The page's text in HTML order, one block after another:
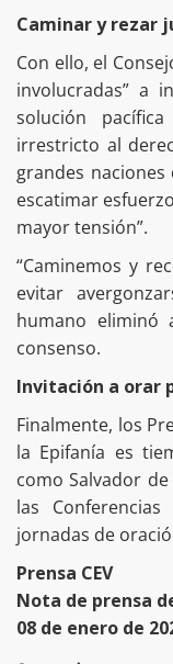
Caminar y rezar
Con ello, el
involucradas” a
solución
irrestricto al
grandes
escatimar
mayor tensión”.
“Caminemos y
evitar
humano
consenso.
Invitación a orar
Finalmente, los
la Epifanía es
como Salvador
las
jornadas de
Prensa CEV
Nota de prensa
08 de enero de